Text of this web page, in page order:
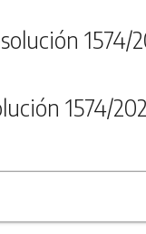
1574/
1574/